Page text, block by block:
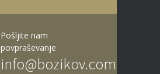
Pošljite nam
povpraševanje
info@bozikov.com